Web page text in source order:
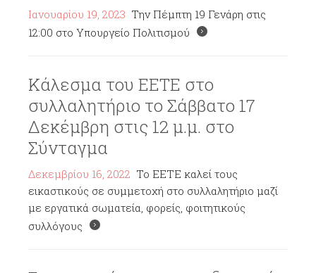
Ιανουαρίου 19, 2023 Την Πέμπτη 19 Γενάρη στις
12:00 στο Υπουργείο Πολιτισμού
Κάλεσμα του ΕΕΤΕ στο
συλλαλητήριο το Σάββατο 17
Δεκέμβρη στις 12 μ.μ. στο
Σύνταγμα
Δεκεμβρίου 16, 2022 Το ΕΕΤΕ καλεί τους
εικαστικούς σε συμμετοχή στο συλλαλητήριο μαζί
με εργατικά σωματεία, φορείς, φοιτητικούς
συλλόγους